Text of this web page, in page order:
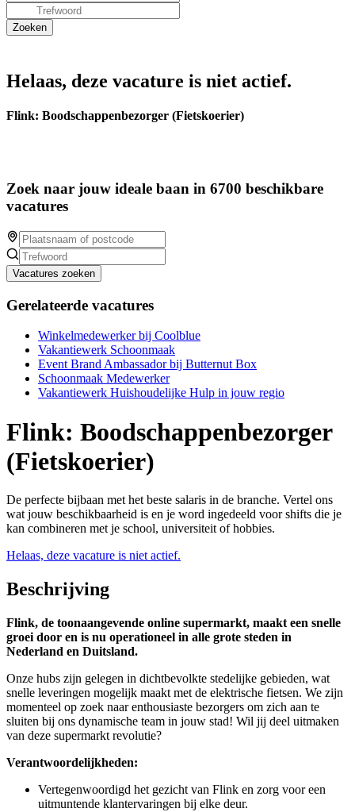
Helaas, deze vacature is niet actief.
Flink: Boodschappenbezorger (Fietskoerier)
Zoek naar jouw ideale baan in 6700 beschikbare
vacatures
Vacatures zoeken
Gerelateerde vacatures
Winkelmedewerker bij Coolblue
Vakantiewerk Schoonmaak
Event Brand Ambassador bij Butternut Box
Schoonmaak Medewerker
Vakantiewerk Huishoudelijke Hulp in jouw regio
Flink: Boodschappenbezorger
(Fietskoerier)
De perfecte bijbaan met het beste salaris in de branche. Vertel ons
wat jouw beschikbaarheid is en je word ingedeeld voor shifts die je
kan combineren met je school, universiteit of hobbies.
Helaas, deze vacature is niet actief.
Beschrijving
Flink, de toonaangevende online supermarkt, maakt een snelle
groei door en is nu operationeel in alle grote steden in
Nederland en Duitsland.
Onze hubs zijn gelegen in dichtbevolkte stedelijke gebieden, wat
snelle leveringen mogelijk maakt met de elektrische fietsen. We zijn
momenteel op zoek naar enthousiaste bezorgers om zich aan te
sluiten bij ons dynamische team in jouw stad! Wil jij deel uitmaken
van deze supermarkt revolutie?
Verantwoordelijkheden:
Vertegenwoordigd het gezicht van Flink en zorg voor een
uitmuntende klantervaringen bij elke deur.